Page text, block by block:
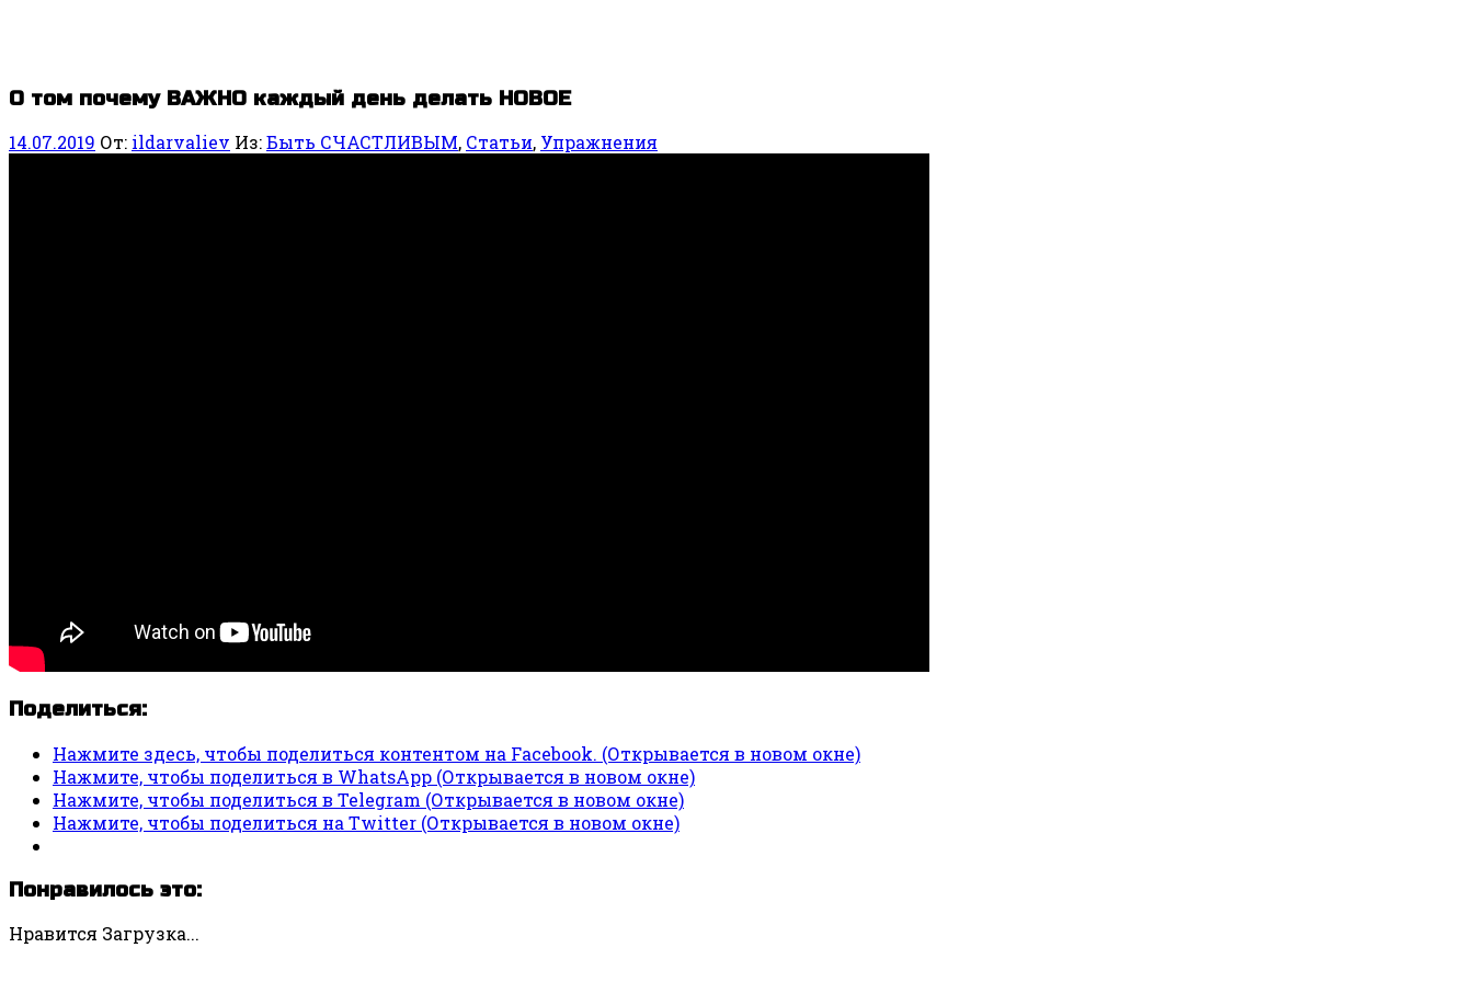
О том почему ВАЖНО каждый день делать НОВОЕ
14.07.2019 От: ildarvaliev Из:Быть СЧАСТЛИВЫМ, Статьи, Упражнения
Поделиться:
Нажмите здесь, чтобы поделиться контентом на Facebook. (Открывается в новом окне)
Нажмите, чтобы поделиться в WhatsApp (Открывается в новом окне)
Нажмите, чтобы поделиться в Telegram (Открывается в новом окне)
Нажмите, чтобы поделиться на Twitter (Открывается в новом окне)
Понравилось это:
Нравится Загрузка...